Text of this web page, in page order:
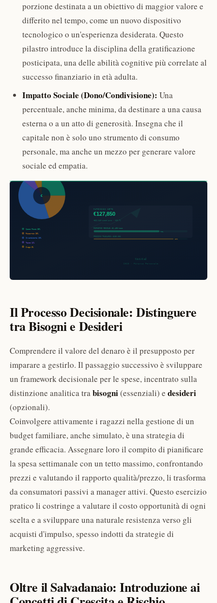
porzione destinata a un obiettivo di maggior valore e
differito nel tempo, come un nuovo dispositivo
tecnologico o un'esperienza desiderata. Questo
pilastro introduce la disciplina della gratificazione
posticipata, una delle abilità cognitive più correlate al
successo finanziario in età adulta.
Impatto Sociale (Dono/Condivisione): Una
percentuale, anche minima, da destinare a una causa
esterna o a un atto di generosità. Insegna che il
capitale non è solo uno strumento di consumo
personale, ma anche un mezzo per generare valore
sociale ed empatia.
Il Processo Decisionale: Distinguere
tra Bisogni e Desideri
Comprendere il valore del denaro è il presupposto per
imparare a gestirlo. Il passaggio successivo è sviluppare
un framework decisionale per le spese, incentrato sulla
distinzione analitica trabisogni(essenziali) e desideri
(opzionali).
Coinvolgere attivamente i ragazzi nella gestione di un
budget familiare, anche simulato, è una strategia di
grande efficacia. Assegnare loro il compito di pianificare
la spesa settimanale con un tetto massimo, confrontando
prezzi e valutando il rapporto qualità/prezzo, li trasforma
da consumatori passivi a manager attivi. Questo esercizio
pratico li costringe a valutare il costo opportunità di ogni
scelta e a sviluppare una naturale resistenza verso gli
acquisti d'impulso, spesso indotti da strategie di
marketing aggressive.
Oltre il Salvadanaio: Introduzione ai